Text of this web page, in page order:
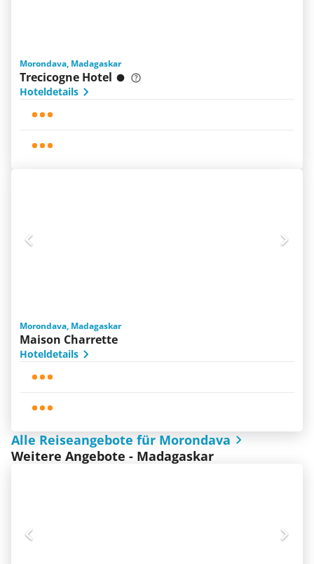
Morondava, Madagaskar
Trecicogne Hotel
Hoteldetails
Morondava, Madagaskar
Maison Charrette
Hoteldetails
Alle Reiseangebote für Morondava
Weitere Angebote - Madagaskar